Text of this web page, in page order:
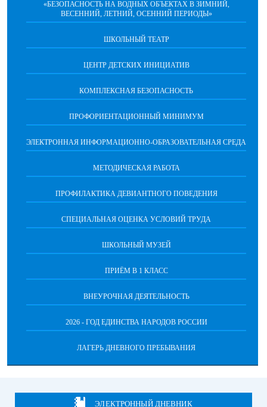
«БЕЗОПАСНОСТЬ НА ВОДНЫХ ОБЪЕКТАХ В ЗИМНИЙ,
ВЕСЕННИЙ, ЛЕТНИЙ, ОСЕННИЙ ПЕРИОДЫ»
ШКОЛЬНЫЙ ТЕАТР
ЦЕНТР ДЕТСКИХ ИНИЦИАТИВ
КОМПЛЕКСНАЯ БЕЗОПАСНОСТЬ
ПРОФОРИЕНТАЦИОННЫЙ МИНИМУМ
ЭЛЕКТРОННАЯ ИНФОРМАЦИОННО-ОБРАЗОВАТЕЛЬНАЯ СРЕДА
МЕТОДИЧЕСКАЯ РАБОТА
ПРОФИЛАКТИКА ДЕВИАНТНОГО ПОВЕДЕНИЯ
СПЕЦИАЛЬНАЯ ОЦЕНКА УСЛОВИЙ ТРУДА
ШКОЛЬНЫЙ МУЗЕЙ
ПРИЁМ В 1 КЛАСС
ВНЕУРОЧНАЯ ДЕЯТЕЛЬНОСТЬ
2026 - ГОД ЕДИНСТВА НАРОДОВ РОССИИ
ЛАГЕРЬ ДНЕВНОГО ПРЕБЫВАНИЯ
ЭЛЕКТРОННЫЙ ДНЕВНИК